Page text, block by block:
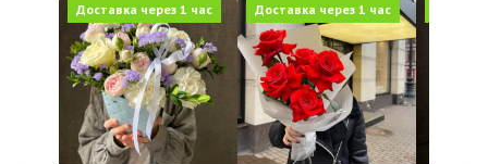
Доставка через 1 час Доставка через 1 час